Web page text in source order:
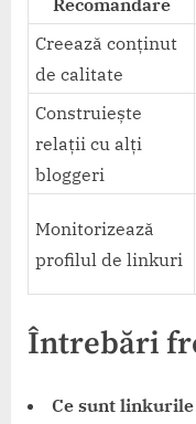
Creează conținut
de calitate
Construiește
relații cu alți
bloggeri
Monitorizează
profilul de linkuri
Întrebări
Ce sunt